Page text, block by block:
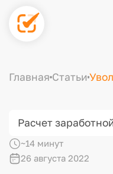
Главная Статьи
Расчет
~14 минут
26 августа 2022